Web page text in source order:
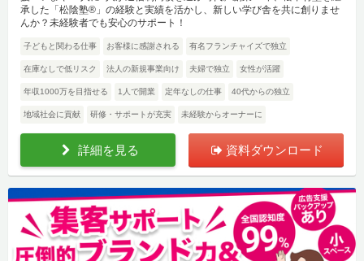
承した「松陰塾®」の経験と実績を活かし、新しい学び舎を共に創りませ
んか？未経験者でも安心のサポート！
子どもと関わる仕事 お客様に感謝される 有名フランチャイズで独立
在庫なしで低リスク 法人の新規事業向け 夫婦で独立 女性が活躍
年収1000万を目指せる 1人で開業 定年なしの仕事 40代からの独立
地域社会に貢献 研修・サポートが充実 未経験からオーナーに
詳細を見る 資料ダウンロード